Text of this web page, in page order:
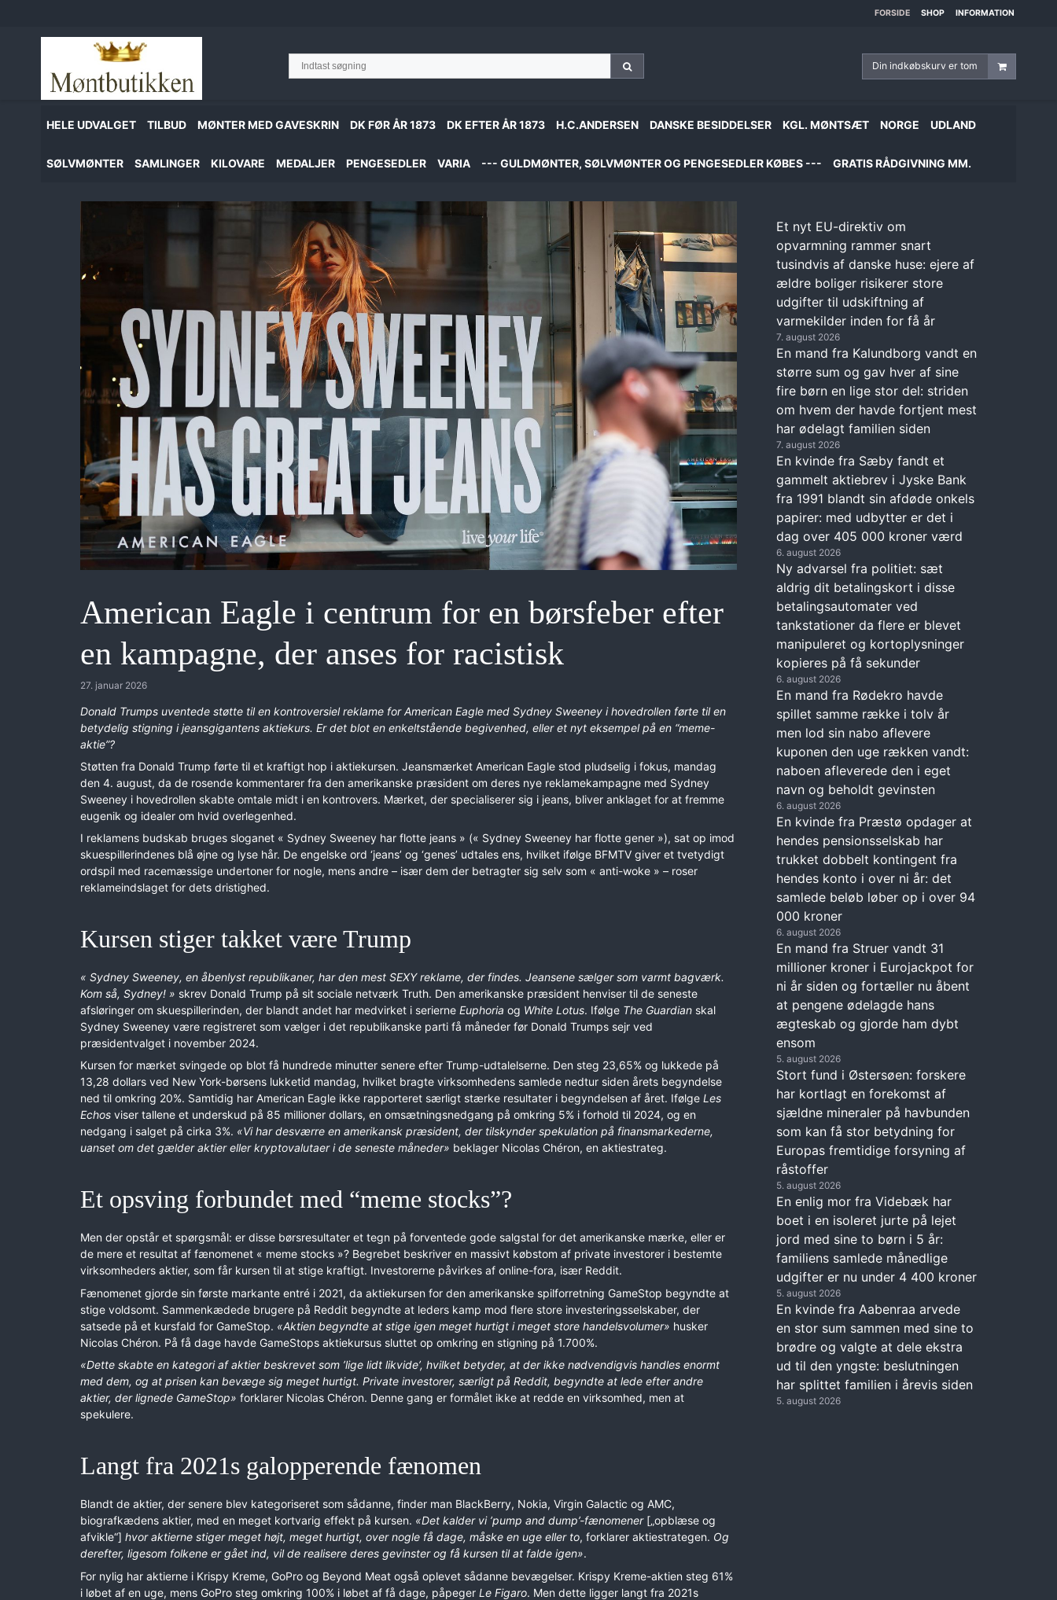
FORSIDE SHOP INFORMATION
Din indkøbskurv er tom
HELE UDVALGET TILBUD MØNTER MED GAVESKRIN DK FØR ÅR 1873 DK EFTER ÅR 1873 H.C.ANDERSEN DANSKE BESIDDELSER KGL. MØNTSÆT NORGE UDLAND
SØLVMØNTER SAMLINGER KILOVARE MEDALJER PENGESEDLER VARIA --- GULDMØNTER, SØLVMØNTER OG PENGESEDLER KØBES --- GRATIS RÅDGIVNING MM.
American Eagle i centrum for en børsfeber efter
en kampagne, der anses for racistisk
27. januar 2026
Donald Trumps uventede støtte til en kontroversiel reklame for American Eagle med Sydney Sweeney i hovedrollen førte til en
betydelig stigning i jeansgigantens aktiekurs. Er det blot en enkeltstående begivenhed, eller et nyt eksempel på en “meme-
aktie”?
Støtten fra Donald Trump førte til et kraftigt hop i aktiekursen. Jeansmærket American Eagle stod pludselig i fokus, mandag
den 4. august, da de rosende kommentarer fra den amerikanske præsident om deres nye reklamekampagne med Sydney
Sweeney i hovedrollen skabte omtale midt i en kontrovers. Mærket, der specialiserer sig i jeans, bliver anklaget for at fremme
eugenik og idealer om hvid overlegenhed.
I reklamens budskab bruges sloganet « Sydney Sweeney har flotte jeans » (« Sydney Sweeney har flotte gener »), sat op imod
skuespillerindenes blå øjne og lyse hår. De engelske ord ‘jeans’ og ‘genes’ udtales ens, hvilket ifølge BFMTV giver et tvetydigt
ordspil med racemæssige undertoner for nogle, mens andre – især dem der betragter sig selv som « anti-woke » – roser
reklameindslaget for dets dristighed.
Kursen stiger takket være Trump
« Sydney Sweeney, en åbenlyst republikaner, har den mest SEXY reklame, der findes. Jeansene sælger som varmt bagværk.
Kom så, Sydney! » skrev Donald Trump på sit sociale netværk Truth. Den amerikanske præsident henviser til de seneste
afsløringer om skuespillerinden, der blandt andet har medvirket i serierne Euphoria og White Lotus. Ifølge The Guardian skal
Sydney Sweeney være registreret som vælger i det republikanske parti få måneder før Donald Trumps sejr ved
præsidentvalget i november 2024.
Kursen for mærket svingede op blot få hundrede minutter senere efter Trump-udtalelserne. Den steg 23,65% og lukkede på
13,28 dollars ved New York-børsens lukketid mandag, hvilket bragte virksomhedens samlede nedtur siden årets begyndelse
ned til omkring 20%. Samtidig har American Eagle ikke rapporteret særligt stærke resultater i begyndelsen af året. Ifølge Les
Echos viser tallene et underskud på 85 millioner dollars, en omsætningsnedgang på omkring 5% i forhold til 2024, og en
nedgang i salget på cirka 3%. «Vi har desværre en amerikansk præsident, der tilskynder spekulation på finansmarkederne,
uanset om det gælder aktier eller kryptovalutaer i de seneste måneder» beklager Nicolas Chéron, en aktiestrateg.
Et opsving forbundet med “meme stocks”?
Men der opstår et spørgsmål: er disse børsresultater et tegn på forventede gode salgstal for det amerikanske mærke, eller er
de mere et resultat af fænomenet « meme stocks »? Begrebet beskriver en massivt købstom af private investorer i bestemte
virksomheders aktier, som får kursen til at stige kraftigt. Investorerne påvirkes af online-fora, især Reddit.
Fænomenet gjorde sin første markante entré i 2021, da aktiekursen for den amerikanske spilforretning GameStop begyndte at
stige voldsomt. Sammenkædede brugere på Reddit begyndte at leders kamp mod flere store investeringsselskaber, der
satsede på et kursfald for GameStop. «Aktien begyndte at stige igen meget hurtigt i meget store handelsvolumer» husker
Nicolas Chéron. På få dage havde GameStops aktiekursus sluttet op omkring en stigning på 1.700%.
«Dette skabte en kategori af aktier beskrevet som ’lige lidt likvide’, hvilket betyder, at der ikke nødvendigvis handles enormt
med dem, og at prisen kan bevæge sig meget hurtigt. Private investorer, særligt på Reddit, begyndte at lede efter andre
aktier, der lignede GameStop» forklarer Nicolas Chéron. Denne gang er formålet ikke at redde en virksomhed, men at
spekulere.
Langt fra 2021s galopperende fænomen
Blandt de aktier, der senere blev kategoriseret som sådanne, finder man BlackBerry, Nokia, Virgin Galactic og AMC,
biografkædens aktier, med en meget kortvarig effekt på kursen. «Det kalder vi ’pump and dump’-fænomener[„opblæse og
afvikle“] hvor aktierne stiger meget højt, meget hurtigt, over nogle få dage, måske en uge eller to, forklarer aktiestrategen. Og
derefter, ligesom folkene er gået ind, vil de realisere deres gevinster og få kursen til at falde igen».
For nylig har aktierne i Krispy Kreme, GoPro og Beyond Meat også oplevet sådanne bevægelser. Krispy Kreme-aktien steg 61%
i løbet af en uge, mens GoPro steg omkring 100% i løbet af få dage, påpeger Le Figaro. Men dette ligger langt fra 2021s
Et nyt EU-direktiv om
opvarmning rammer snart
tusindvis af danske huse: ejere af
ældre boliger risikerer store
udgifter til udskiftning af
varmekilder inden for få år
7. august 2026
En mand fra Kalundborg vandt en
større sum og gav hver af sine
fire børn en lige stor del: striden
om hvem der havde fortjent mest
har ødelagt familien siden
7. august 2026
En kvinde fra Sæby fandt et
gammelt aktiebrev i Jyske Bank
fra 1991 blandt sin afdøde onkels
papirer: med udbytter er det i
dag over 405 000 kroner værd
6. august 2026
Ny advarsel fra politiet: sæt
aldrig dit betalingskort i disse
betalingsautomater ved
tankstationer da flere er blevet
manipuleret og kortoplysninger
kopieres på få sekunder
6. august 2026
En mand fra Rødekro havde
spillet samme række i tolv år
men lod sin nabo aflevere
kuponen den uge rækken vandt:
naboen afleverede den i eget
navn og beholdt gevinsten
6. august 2026
En kvinde fra Præstø opdager at
hendes pensionsselskab har
trukket dobbelt kontingent fra
hendes konto i over ni år: det
samlede beløb løber op i over 94
000 kroner
6. august 2026
En mand fra Struer vandt 31
millioner kroner i Eurojackpot for
ni år siden og fortæller nu åbent
at pengene ødelagde hans
ægteskab og gjorde ham dybt
ensom
5. august 2026
Stort fund i Østersøen: forskere
har kortlagt en forekomst af
sjældne mineraler på havbunden
som kan få stor betydning for
Europas fremtidige forsyning af
råstoffer
5. august 2026
En enlig mor fra Videbæk har
boet i en isoleret jurte på lejet
jord med sine to børn i 5 år:
familiens samlede månedlige
udgifter er nu under 4 400 kroner
5. august 2026
En kvinde fra Aabenraa arvede
en stor sum sammen med sine to
brødre og valgte at dele ekstra
ud til den yngste: beslutningen
har splittet familien i årevis siden
5. august 2026